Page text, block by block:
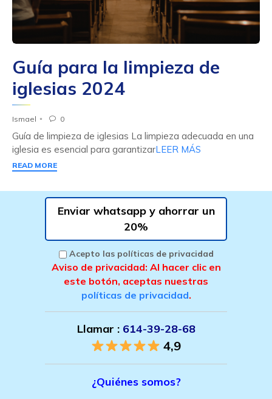
Guía para la limpieza de
iglesias 2024
Ismael  0
Guía de limpieza de iglesias La limpieza adecuada en una
iglesia es esencial para garantizarLEER MÁS
READ MORE
Enviar whatsapp y ahorrar un
20%
Acepto las políticas de privacidad
Aviso de privacidad: Al hacer clic en
este botón, aceptas nuestras
políticas de privacidad.
Llamar : 614-39-28-68
4,9
¿Quiénes somos?